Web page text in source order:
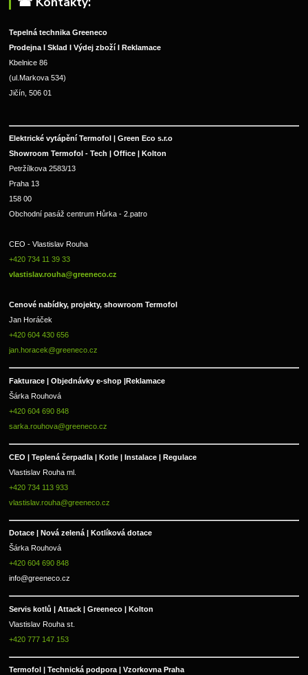
Tepelná technika Greeneco
Prodejna I Sklad I Výdej zboží I Reklamace
Kbelnice 86
(ul.Markova 534)
Jičín, 506 01
Elektrické vytápění Termofol | Green Eco s.r.o
Showroom Termofol - Tech | Office | Kolton
Petržílkova 2583/13
Praha 13
158 00
Obchodní pasáž centrum Hůrka - 2.patro
CEO - Vlastislav Rouha
+420 734 11 39 33
vlastislav.rouha@greeneco.cz
Cenové nabídky, projekty, showroom Termofol
Jan Horáček
+420 604 430 656
jan.horacek@greeneco.cz
Fakturace | Objednávky e-shop |Reklamace
Šárka Rouhová
+420 604 690 848
sarka.rouhova@greeneco.cz
CEO | Teplená čerpadla | Kotle | Instalace | Regulace
Vlastislav Rouha ml.
+420 734 113 933
vlastislav.rouha@greeneco.cz
Dotace | Nová zelená | Kotlíková dotace
Šárka Rouhová
+420 604 690 848
info@greeneco.cz
Servis kotlů | Attack | Greeneco | Kolton
Vlastislav Rouha st.
+420 777 147 153
Termofol | Technická podpora | Vzorkovna Praha